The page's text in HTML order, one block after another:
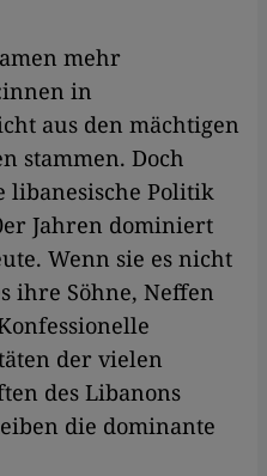
mehr
in
aus den mächtigen
stammen. Doch
libanesische Politik
Jahren dominiert
Wenn sie es nicht
ihre Söhne, Neffen
der vielen
des Libanons
die dominante